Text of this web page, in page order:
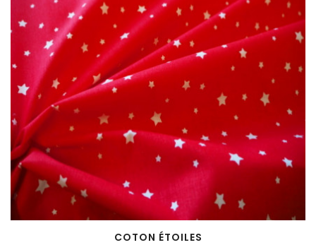
COTON ÉTOILES